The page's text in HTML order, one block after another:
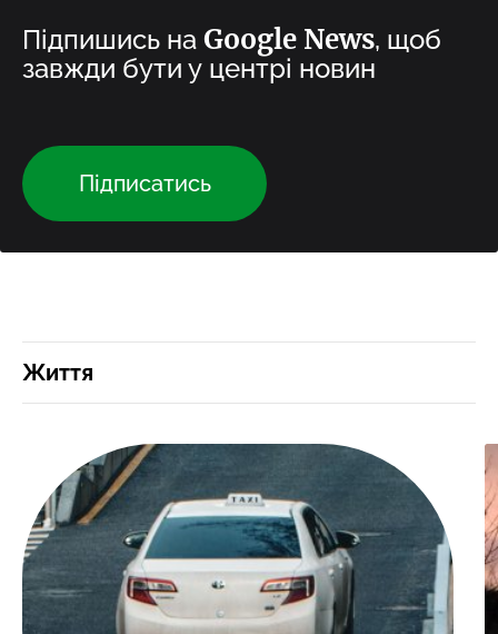
Підпишись на Google News, щоб
завжди бути у центрі новин
Підписатись
Життя